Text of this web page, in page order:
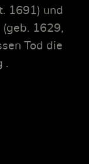
1691) und
(geb. 1629,
Tod die
.